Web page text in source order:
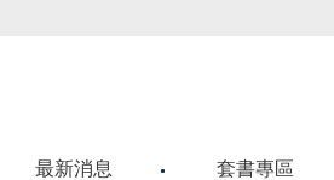
各位喜歡青文購物網的朋友們，提高警覺！
最新消息 套書專區